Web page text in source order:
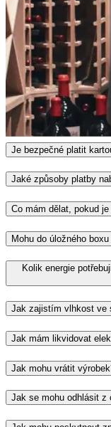
Nejčastěj��í
Kdo jsou
Je bezpečné platit
Jaké způsoby platby
Co mám dělat, pokud
Mohu do úložného
Kolik energie
Jak zajistím vlhkost ve
Jak mám likvidovat
Jak mohu vrátit
Jak se mohu odhlásit z